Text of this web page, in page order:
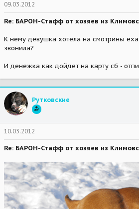
09.03.2012
Re: БАРОН-Стафф от хозяев из
К нему девушка хотела на смотрины
звонила?
И денежка как дойдет на карту сб -
Рутковские
10.03.2012
Re: БАРОН-Стафф от хозяев из